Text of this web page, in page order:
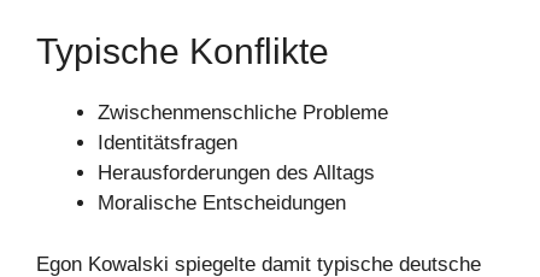
Typische Konflikte
Zwischenmenschliche Probleme
Identitätsfragen
Herausforderungen des Alltags
Moralische Entscheidungen
Egon Kowalski spiegelte damit typische deutsche